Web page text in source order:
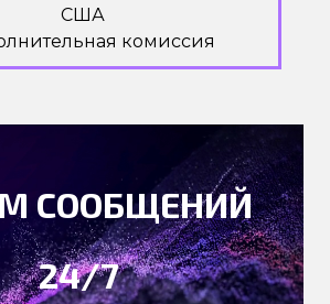
США
комиссия
СООБЩЕНИЙ
24/7